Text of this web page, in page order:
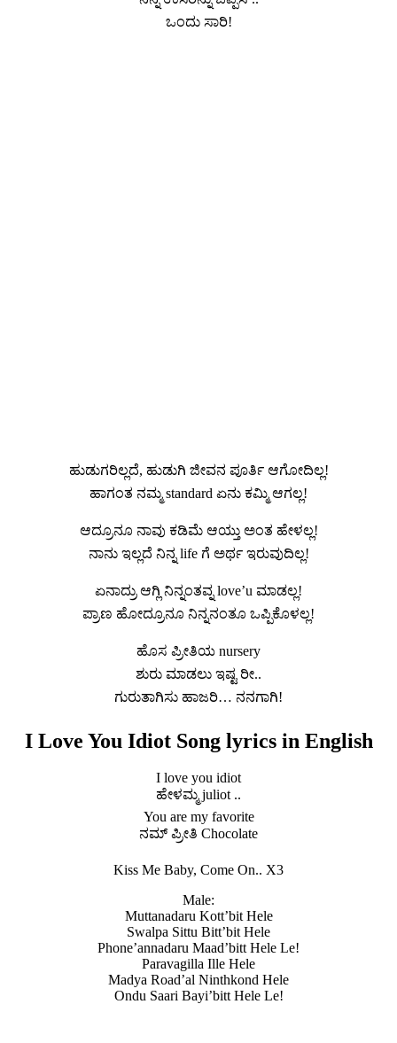
ಒಂದು ಸಾರಿ!
ಹುಡುಗರಿಲ್ಲದೆ, ಹುಡುಗಿ ಜೀವನ ಪೂರ್ತಿ ಆಗೋದಿಲ್ಲ!
ಹಾಗಂತ ನಮ್ಮ standard ಏನು ಕಮ್ಮಿ ಆಗಲ್ಲ!
ಆದ್ರೂನೂ ನಾವು ಕಡಿಮೆ ಆಯ್ತು ಅಂತ ಹೇಳಲ್ಲ!
ನಾನು ಇಲ್ಲದೆ ನಿನ್ನ life ಗೆ ಅರ್ಥ ಇರುವುದಿಲ್ಲ!
ಏನಾದ್ರು ಆಗ್ಲಿ ನಿನ್ನಂತವ್ನ love’u ಮಾಡಲ್ಲ!
ಪ್ರಾಣ ಹೋದ್ರೂನೂ ನಿನ್ನನಂತೂ ಒಪ್ಪಿಕೊಳಲ್ಲ!
ಹೊಸ ಪ್ರೀತಿಯ nursery
ಶುರು ಮಾಡಲು ಇಷ್ಟ ರೀ..
ಗುರುತಾಗಿಸು ಹಾಜರಿ… ನನಗಾಗಿ!
I Love You Idiot Song lyrics in English
I love you idiot
ಹೇಳಮ್ಮ juliot ..
You are my favorite
ನಮ್ ಪ್ರೀತಿ Chocolate
Kiss Me Baby, Come On.. X3
Male:
Muttanadaru Kott’bit Hele
Swalpa Sittu Bitt’bit Hele
Phone’annadaru Maad’bitt Hele Le!
Paravagilla Ille Hele
Madya Road’al Ninthkond Hele
Ondu Saari Bayi’bitt Hele Le!